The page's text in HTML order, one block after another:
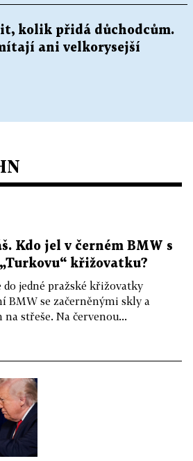
kolik přidá důchodcům.
ani velkorysejší
Kdo jel v černém BMW s
křižovatku?
do jedné pražské křižovatky
se začerněnými skly a
střeše. Na červenou...